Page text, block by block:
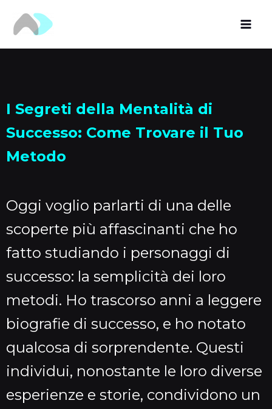
I Segreti della Mentalità di
Successo: Come Trovare il Tuo
Metodo
Oggi voglio parlarti di una delle
scoperte più affascinanti che ho
fatto studiando i personaggi di
successo: la semplicità dei loro
metodi. Ho trascorso anni a leggere
biografie di successo, e ho notato
qualcosa di sorprendente. Questi
individui, nonostante le loro diverse
esperienze e storie, condividono un